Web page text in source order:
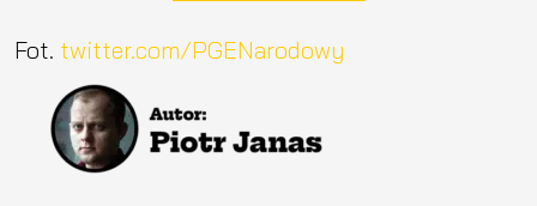
Fot. twitter.com/PGENarodowy